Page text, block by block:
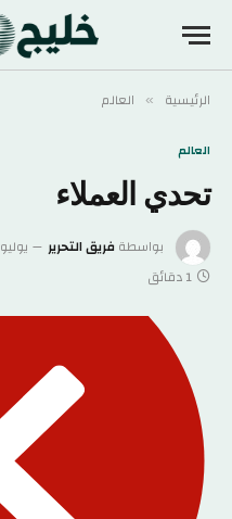
الرئيسية » العالم
العالم
تحدي العملاء
بواسطةفريق التحرير يوليو 7, 2026
1 دقائق